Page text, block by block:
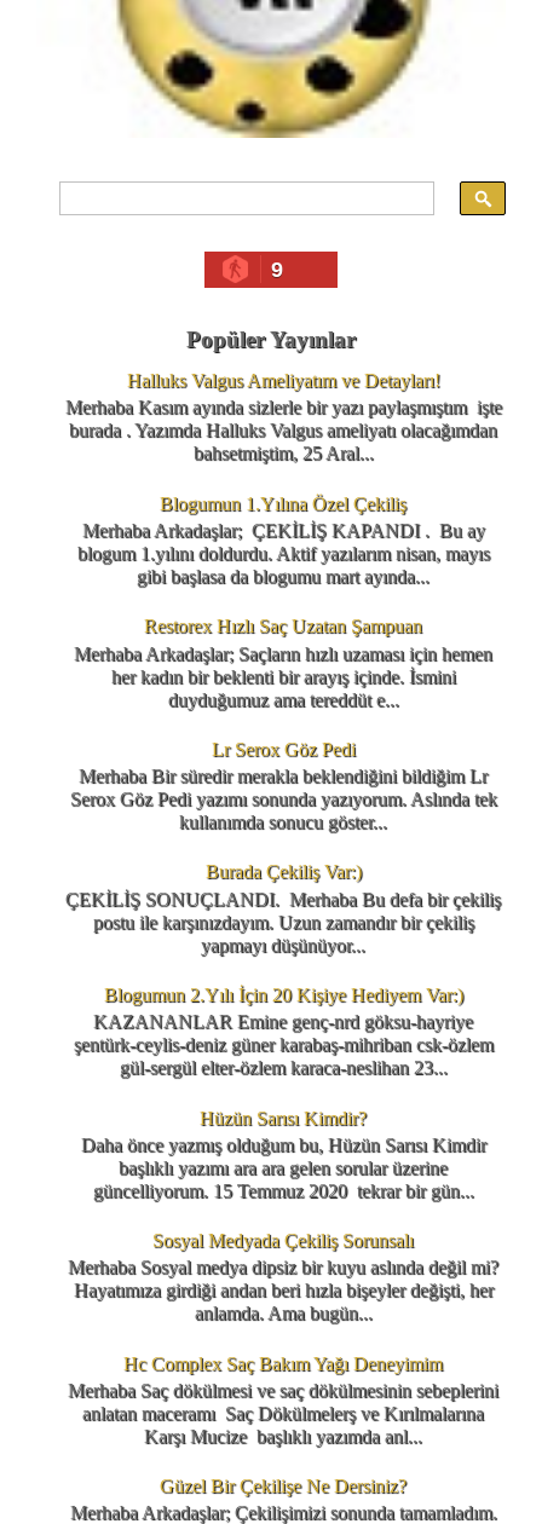
9
Popüler Yayınlar
Halluks Valgus Ameliyatım ve Detayları!
Merhaba Kasım ayında sizlerle bir yazı paylaşmıştım işte
burada . Yazımda Halluks Valgus ameliyatı olacağımdan
bahsetmiştim, 25 Aral...
Blogumun 1.Yılına Özel Çekiliş
Merhaba Arkadaşlar; ÇEKİLİŞ KAPANDI . Bu ay
blogum 1.yılını doldurdu. Aktif yazılarım nisan, mayıs
gibi başlasa da blogumu mart ayında...
Restorex Hızlı Saç Uzatan Şampuan
Merhaba Arkadaşlar; Saçların hızlı uzaması için hemen
her kadın bir beklenti bir arayış içinde. İsmini
duyduğumuz ama tereddüt e...
Lr Serox Göz Pedi
Merhaba Bir süredir merakla beklendiğini bildiğim Lr
Serox Göz Pedi yazımı sonunda yazıyorum. Aslında tek
kullanımda sonucu göster...
Burada Çekiliş Var:)
ÇEKİLİŞ SONUÇLANDI. Merhaba Bu defa bir çekiliş
postu ile karşınızdayım. Uzun zamandır bir çekiliş
yapmayı düşünüyor...
Blogumun 2.Yılı İçin 20 Kişiye Hediyem Var:)
KAZANANLAR Emine genç-nrd göksu-hayriye
şentürk-ceylis-deniz güner karabaş-mihriban csk-özlem
gül-sergül elter-özlem karaca-neslihan 23...
Hüzün Sarısı Kimdir?
Daha önce yazmış olduğum bu, Hüzün Sarısı Kimdir
başlıklı yazımı ara ara gelen sorular üzerine
güncelliyorum. 15 Temmuz 2020 tekrar bir gün...
Sosyal Medyada Çekiliş Sorunsalı
Merhaba Sosyal medya dipsiz bir kuyu aslında değil mi?
Hayatımıza girdiği andan beri hızla bişeyler değişti, her
anlamda. Ama bugün...
Hc Complex Saç Bakım Yağı Deneyimim
Merhaba Saç dökülmesi ve saç dökülmesinin sebeplerini
anlatan maceramı Saç Dökülmelerş ve Kırılmalarına
Karşı Mucize başlıklı yazımda anl...
Güzel Bir Çekilişe Ne Dersiniz?
Merhaba Arkadaşlar; Çekilişimizi sonunda tamamladım.